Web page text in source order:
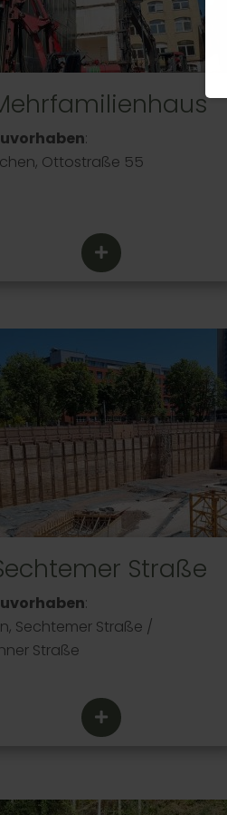
:
Ottostraße 55
Straße
:
Sechtemer Straße /
Straße